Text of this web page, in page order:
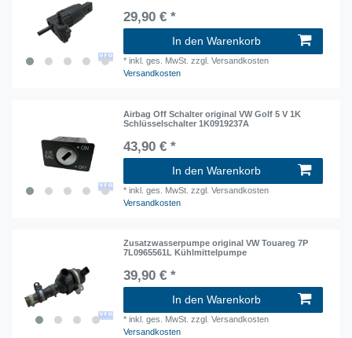
29,90 € *
In den Warenkorb
*inkl. ges. MwSt. zzgl. Versandkosten
Versandkosten
Airbag Off Schalter original VW Golf 5 V 1K
Schlüsselschalter 1K0919237A
43,90 € *
In den Warenkorb
*inkl. ges. MwSt. zzgl. Versandkosten
Versandkosten
Zusatzwasserpumpe original VW Touareg 7P
7L0965561L Kühlmittelpumpe
39,90 € *
In den Warenkorb
*inkl. ges. MwSt. zzgl. Versandkosten
Versandkosten